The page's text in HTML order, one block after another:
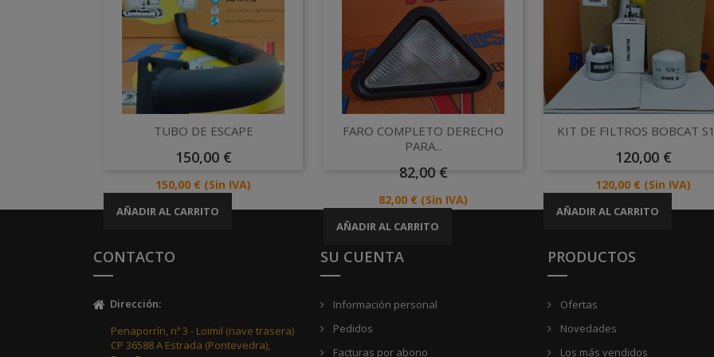
Vista rápida
TUBO DE ESCAPE
Precio
150,00 €
Precio
150,00 € (Sin IVA)
AÑADIR AL CARRITO
Vista rápida
FARO COMPLETO DERECHO
PARA...
Precio
82,00 €
Precio
82,00 € (Sin IVA)
AÑADIR AL CARRITO
Vista rápida
KIT DE FILTROS BOBCAT
Precio
120,00 €
Precio
120,00 € (Sin IVA)
AÑADIR AL CARRITO
CONTACTO
Dirección:
Penaporrín, nº 3 - Loimil (nave trasera)
CP 36588 A Estrada (Pontevedra),
SU CUENTA
Información personal
Pedidos
Facturas por abono
PRODUCTOS
Ofertas
Novedades
Los más vendidos